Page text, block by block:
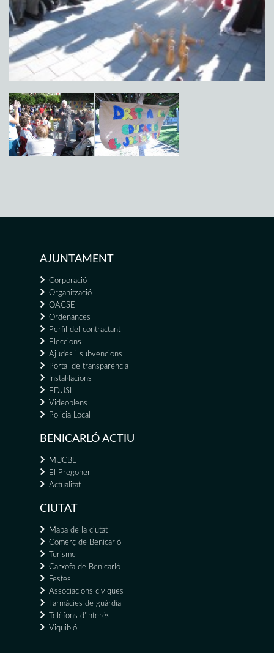
AJUNTAMENT
Corporació
Organització
OACSE
Ordenances
Perfil del contractant
Eleccions
Ajudes i subvencions
Portal de transparència
Instal·lacions
EDUSI
Videoplens
Policia Local
BENICARLÓ ACTIU
MUCBE
El Pregoner
Actualitat
CIUTAT
Mapa de la ciutat
Comerç de Benicarló
Turisme
Carxofa de Benicarló
Festes
Associacions cíviques
Farmàcies de guàrdia
Telèfons d'interés
Viquibló